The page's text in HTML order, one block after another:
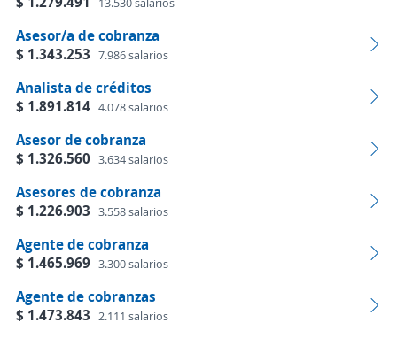
Asesor/a de cobranza
$ 1.343.253 7.986 salarios
Analista de créditos
$ 1.891.814 4.078 salarios
Asesor de cobranza
$ 1.326.560 3.634 salarios
Asesores de cobranza
$ 1.226.903 3.558 salarios
Agente de cobranza
$ 1.465.969 3.300 salarios
Agente de cobranzas
$ 1.473.843 2.111 salarios